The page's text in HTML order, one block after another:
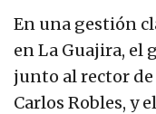
En una gestión
en La Guajira, el
junto al rector
Carlos Robles, y